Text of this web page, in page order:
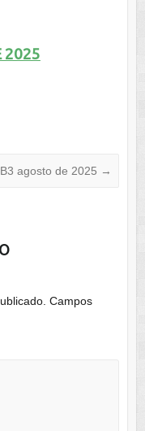
2025
agosto de 2025 →
Campos